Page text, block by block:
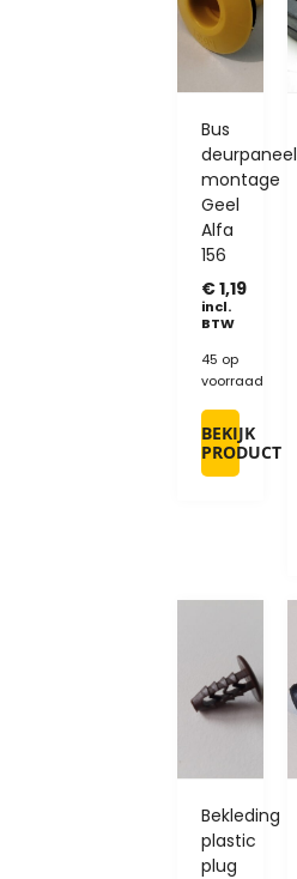
Bus
deurpaneel
montage
Geel
Alfa
156
€1,19
incl.
BTW
45 op
voorraad
BEKIJK
PRODUCT
Bekleding
plastic
plug